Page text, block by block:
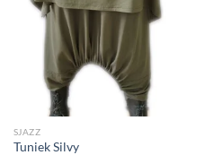
SJAZZ
Tuniek Silvy